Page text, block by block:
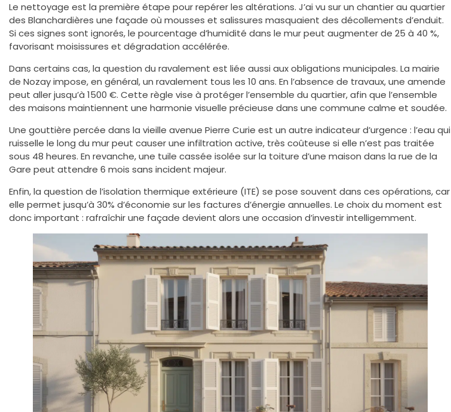
Le nettoyage est la première étape pour repérer les altérations. J’ai vu sur un chantier au quartier
des Blanchardières une façade où mousses et salissures masquaient des décollements d’enduit.
Si ces signes sont ignorés, le pourcentage d’humidité dans le mur peut augmenter de 25 à 40 %,
favorisant moisissures et dégradation accélérée.
Dans certains cas, la question du ravalement est liée aussi aux obligations municipales. La mairie
de Nozay impose, en général, un ravalement tous les 10 ans. En l’absence de travaux, une amende
peut aller jusqu’à 1500 €. Cette règle vise à protéger l’ensemble du quartier, afin que l’ensemble
des maisons maintiennent une harmonie visuelle précieuse dans une commune calme et soudée.
Une gouttière percée dans la vieille avenue Pierre Curie est un autre indicateur d’urgence : l’eau qui
ruisselle le long du mur peut causer une infiltration active, très coûteuse si elle n’est pas traitée
sous 48 heures. En revanche, une tuile cassée isolée sur la toiture d’une maison dans la rue de la
Gare peut attendre 6 mois sans incident majeur.
Enfin, la question de l’isolation thermique extérieure (ITE) se pose souvent dans ces opérations, car
elle permet jusqu’à 30% d’économie sur les factures d’énergie annuelles. Le choix du moment est
donc important : rafraîchir une façade devient alors une occasion d’investir intelligemment.